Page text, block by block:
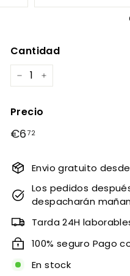
Cantidad
− +
Precio
Precio
€6 72
Envio gratuito
Los pedidos
despacharán
Tarda 24H
100% seguro Pago
En stock